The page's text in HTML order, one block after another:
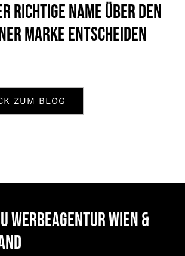
richtige Name über den
Marke entscheiden
ZUM BLOG
Werbeagentur Wien &